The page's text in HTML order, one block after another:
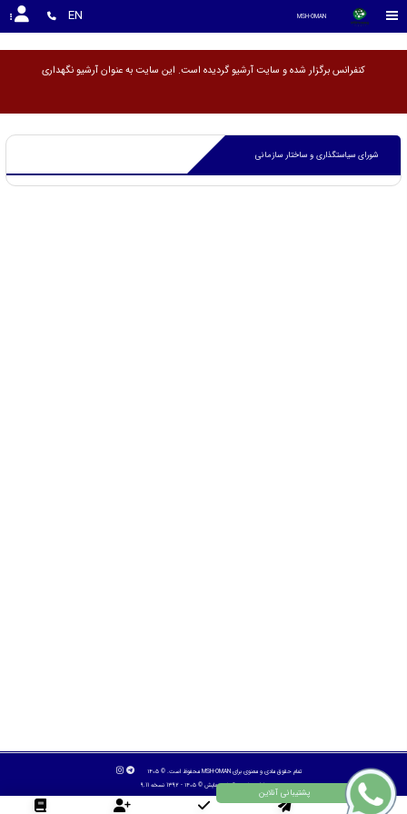
MSH-OMAN
EN
کنفرانس برگزار شده و سایت آرشیو گردیده است. این سایت به عنوان آرشیو نگه
شورای سیاستگذاری و ساختار سازمانی
تمام حقوق مادی و معنوی برای MSH-OMAN محفوظ است. © ۱۴۰۵
طراح سایت :آسان همایش © ۱۴۰۵ - 1392 نسخه 9.11